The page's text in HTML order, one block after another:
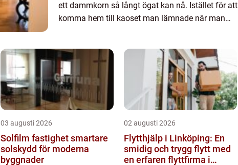
ett dammkorn så långt ögat kan nå. Istället för att
komma hem till kaoset man lämnade när man
03 augusti 2026
Solfilm fastighet smartare
solskydd för moderna
byggnader
02 augusti 2026
Flytthjälp i Linköping: En
smidig och trygg flytt med
en erfaren flyttfirma i